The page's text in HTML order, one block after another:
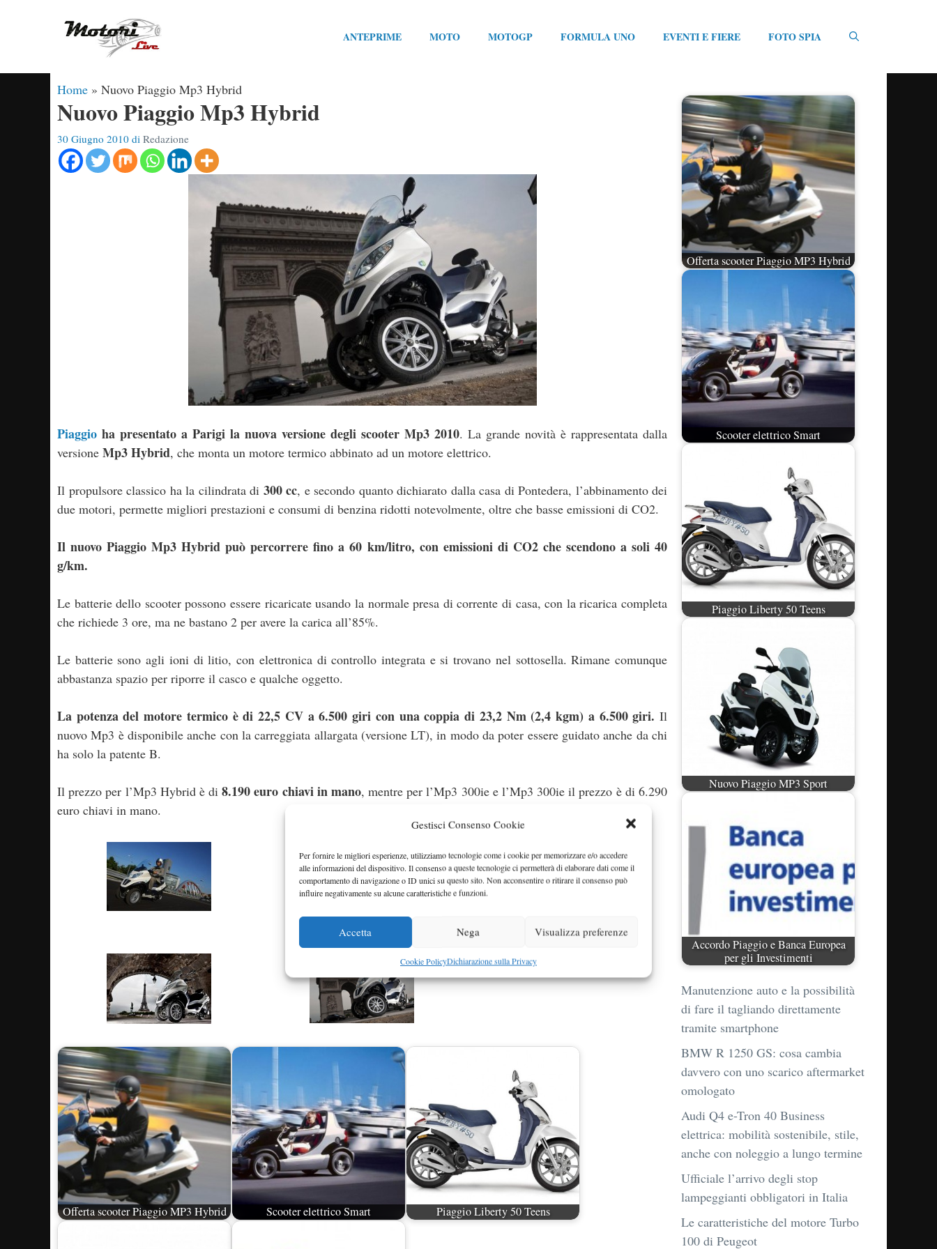
Gestisci Consenso Cookie
Per fornire le migliori esperienze, utilizziamo tecnologie come i cookie per memorizzare e/o accedere
alle informazioni del dispositivo. Il consenso a queste tecnologie ci permetterà di elaborare dati come il
comportamento di navigazione o ID unici su questo sito. Non acconsentire o ritirare il consenso può
influire negativamente su alcune caratteristiche e funzioni.
Accetta Nega Visualizza preferenze
Cookie PolicyDichiarazione sulla Privacy
ANTEPRIME MOTO MOTOGP FORMULA UNO EVENTI E FIERE FOTO SPIA
Home » Nuovo Piaggio Mp3 Hybrid
Nuovo Piaggio Mp3 Hybrid
30 Giugno 2010 di Redazione
Piaggio ha presentato a Parigi la nuova versione degli scooter Mp3 2010. La grande novità è rappresentata dalla
versione Mp3 Hybrid, che monta un motore termico abbinato ad un motore elettrico.
Il propulsore classico ha la cilindrata di 300 cc, e secondo quanto dichiarato dalla casa di Pontedera, l’abbinamento dei
due motori, permette migliori prestazioni e consumi di benzina ridotti notevolmente, oltre che basse emissioni di CO2.
Il nuovo Piaggio Mp3 Hybrid può percorrere fino a 60 km/litro, con emissioni di CO2 che scendono a soli 40
g/km.
Le batterie dello scooter possono essere ricaricate usando la normale presa di corrente di casa, con la ricarica completa
che richiede 3 ore, ma ne bastano 2 per avere la carica all’85%.
Le batterie sono agli ioni di litio, con elettronica di controllo integrata e si trovano nel sottosella. Rimane comunque
abbastanza spazio per riporre il casco e qualche oggetto.
La potenza del motore termico è di 22,5 CV a 6.500 giri con una coppia di 23,2 Nm (2,4 kgm) a 6.500 giri. Il
nuovo Mp3 è disponibile anche con la carreggiata allargata (versione LT), in modo da poter essere guidato anche da chi
ha solo la patente B.
Il prezzo per l’Mp3 Hybrid è di8.190 euro chiavi in mano, mentre per l’Mp3 300ie e l’Mp3 300ie il prezzo è di 6.290
euro chiavi in mano.
Offerta scooter Piaggio MP3 Hybrid Scooter elettrico Smart Piaggio Liberty 50 Teens
Offerta scooter Piaggio MP3 Hybrid
Scooter elettrico Smart
Piaggio Liberty 50 Teens
Nuovo Piaggio MP3 Sport
Accordo Piaggio e Banca Europea
per gli Investimenti
Manutenzione auto e la possibilità
di fare il tagliando direttamente
tramite smartphone
BMW R 1250 GS: cosa cambia
davvero con uno scarico aftermarket
omologato
Audi Q4 e-Tron 40 Business
elettrica: mobilità sostenibile, stile,
anche con noleggio a lungo termine
Ufficiale l’arrivo degli stop
lampeggianti obbligatori in Italia
Le caratteristiche del motore Turbo
100 di Peugeot